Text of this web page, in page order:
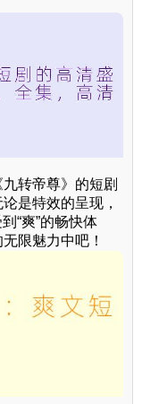
转帝尊》的短剧
是特效的呈现，
“爽”的畅快体
限魅力中吧！